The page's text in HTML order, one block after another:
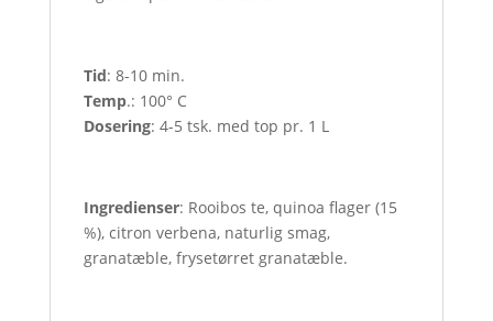
Tid: 8-10 min.
Temp.: 100° C
Dosering: 4-5 tsk. med top pr. 1 L
Ingredienser: Rooibos te, quinoa flager (15
%), citron verbena, naturlig smag,
granatæble, frysetørret granatæble.